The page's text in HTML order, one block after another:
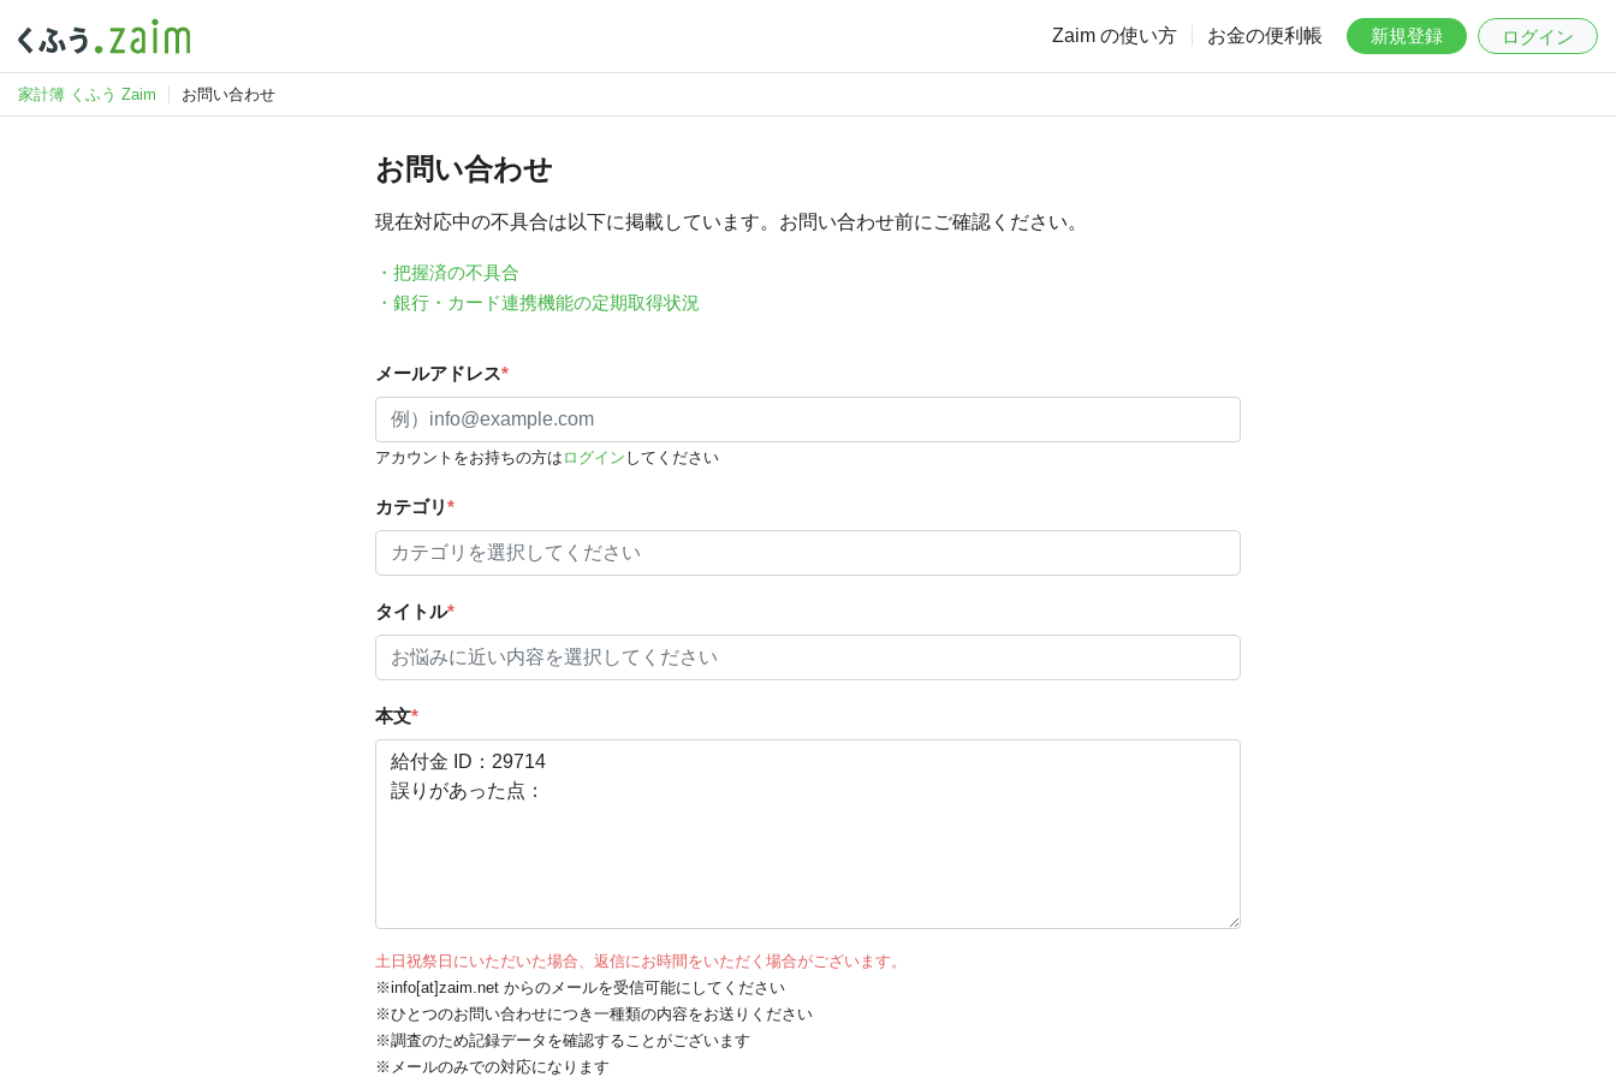
Zaim の使い方 お金の便利帳 新規登録 ログイン
家計簿 くふう Zaim お問い合わせ
お問い合わせ
現在対応中の不具合は以下に掲載しています。お問い合わせ前にご確認ください。
・把握済の不具合
・銀行・カード連携機能の定期取得状況
メールアドレス*
アカウントをお持ちの方は ログイン してください
カテゴリ*
タイトル*
本文*
土日祝祭日にいただいた場合、返信にお時間をいただく場合がございます。
※info[at]zaim.net からのメールを受信可能にしてください
※ひとつのお問い合わせにつき一種類の内容をお送りください
※調査のため記録データを確認することがございます
※メールのみでの対応になります